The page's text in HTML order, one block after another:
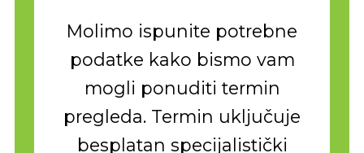
Molimo ispunite potrebne
podatke kako bismo vam
mogli ponuditi termin
pregleda. Termin uključuje
besplatan specijalistički